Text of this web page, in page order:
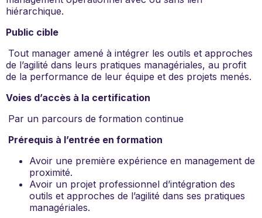
hiérarchique.
Public cible
Tout manager amené à intégrer les outils et approches
de l’agilité dans leurs pratiques managériales, au profit
de la performance de leur équipe et des projets menés.
Voies d’accès à la certification
Par un parcours de formation continue
Prérequis à l’entrée en formation
Avoir une première expérience en management de
proximité.
Avoir un projet professionnel d’intégration des
outils et approches de l’agilité dans ses pratiques
managériales.